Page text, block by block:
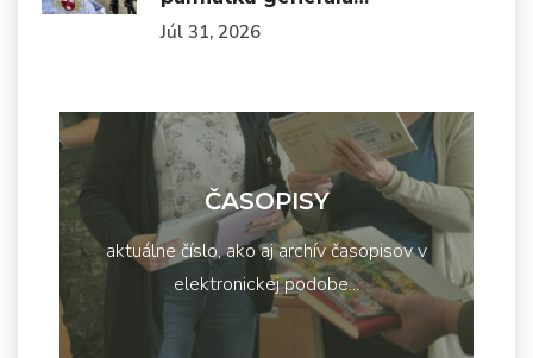
Júl 31, 2026
ČASOPISY
aktuálne číslo, ako aj archív časopisov v
elektronickej podobe...